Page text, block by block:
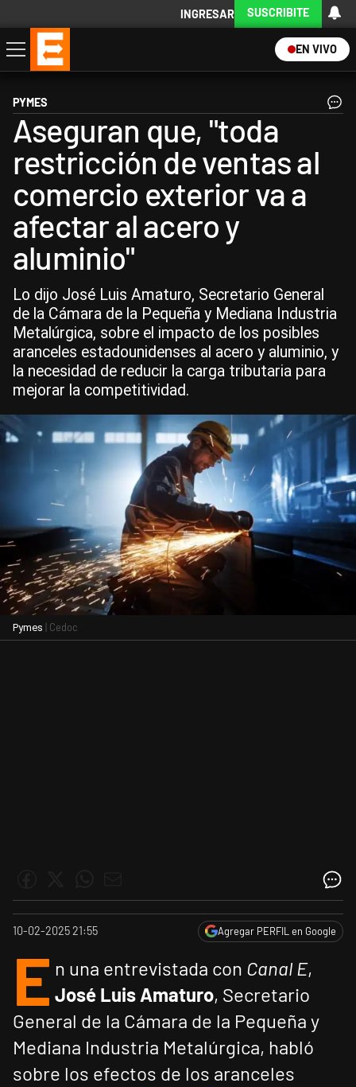
INGRESAR SUSCRIBITE
EN VIVO
Economía
Política
Internacional
Actualidad
Descargá la App
PYMES
Aseguran que, "toda
restricción de ventas al
comercio exterior va a
afectar al acero y
aluminio"
Lo dijo José Luis Amaturo, Secretario General
de la Cámara de la Pequeña y Mediana Industria
Metalúrgica, sobre el impacto de los posibles
aranceles estadounidenses al acero y aluminio, y
la necesidad de reducir la carga tributaria para
mejorar la competitividad.
Pymes | Cedoc
10-02-2025 21:55 Agregar PERFIL en Google
E n una entrevistada con Canal E,
José Luis Amaturo, Secretario
General de la Cámara de la Pequeña y
Mediana Industria Metalúrgica, habló
sobre los efectos de los aranceles